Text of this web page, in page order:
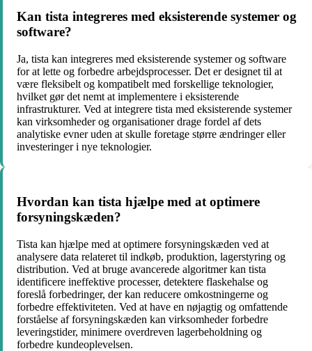
Kan tista integreres med eksisterende systemer og
software?
Ja, tista kan integreres med eksisterende systemer og software
for at lette og forbedre arbejdsprocesser. Det er designet til at
være fleksibelt og kompatibelt med forskellige teknologier,
hvilket gør det nemt at implementere i eksisterende
infrastrukturer. Ved at integrere tista med eksisterende systemer
kan virksomheder og organisationer drage fordel af dets
analytiske evner uden at skulle foretage større ændringer eller
investeringer i nye teknologier.
Hvordan kan tista hjælpe med at optimere
forsyningskæden?
Tista kan hjælpe med at optimere forsyningskæden ved at
analysere data relateret til indkøb, produktion, lagerstyring og
distribution. Ved at bruge avancerede algoritmer kan tista
identificere ineffektive processer, detektere flaskehalse og
foreslå forbedringer, der kan reducere omkostningerne og
forbedre effektiviteten. Ved at have en nøjagtig og omfattende
forståelse af forsyningskæden kan virksomheder forbedre
leveringstider, minimere overdreven lagerbeholdning og
forbedre kundeoplevelsen.